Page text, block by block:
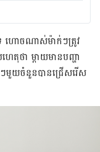
េ ហោច​ណាស់​ម៉ាក់ៗ​ត្រូវ​
តុថា ម្តាយ​មាន​បញ្ហា​
មួយ​ចំនួន​បាន​ជ្រើស​រើស​